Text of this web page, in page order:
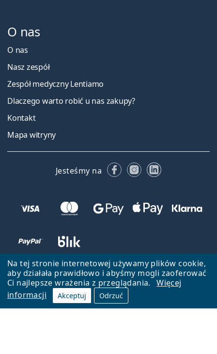
Na tej stronie internetowej używamy plików cookie,
aby działała prawidłowo i abyśmy mogli zaoferować
Ci najlepsze wrażenia z przeglądania.
Więcej
informacji
Akceptuj Odrzuć
O nas
O nas
Nasz zespół
Zespół medyczny Lentiamo
Dlaczego warto robić u nas zakupy?
Kontakt
Mapa witryny
Jesteśmy na FacebookuInstagramie
LinkedIn
Wróć do strony głównej